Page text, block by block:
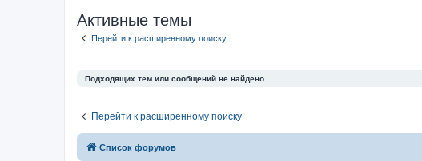
Активные темы
Перейти к расширенному поиску
Подходящих тем или сообщений не найдено.
Перейти к расширенному поиску
Список форумов